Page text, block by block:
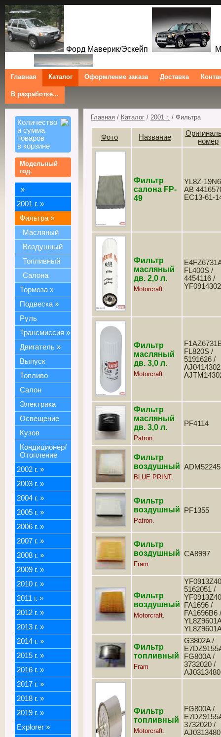
Форд Маверик/Эскейп
Трибют
Ford Maverick/Escape
Tribute Ford Kuga/Escape
Главная Каталог Оформление заказа Доставка
В разработке...
Количество
и сумма
товаров
в корзине
Модельный
год.
»
2001 г. »
Фильтра »
Масляный
Воздушный
Топливный
Салона
Тормоза »
Подвеска »
Руль
Трансмиссия »
Двигатель »
Выпуск
Топливо
Салон
Электрика
Освещение
Кузов
Кондиционер/
Отопление
2002 г. »
2003 г. »
2004 г. »
2005 г. »
2006 г. »
2007 г. »
2008 г. »
2009 г. »
2010 г. »
2011 г. »
2012 г. »
2013 г. »
2014 г. »
2015 г. »
2016 г. »
2017 г. »
2018 г. »
2019 г. »
Explorer »
Главная / Каталог / 2001 г. / Фильтра
Фото Название
номер
Фильтр
салона FP-
49
YL8Z-
AB
EC13-61-
Фильтр
масляный
дв. 2,0 л.
Motorcraft
FL400S /
4454116 /
Фильтр
масляный
дв. 3,0 л.
Motorcraft
FL820S /
5191626 /
Фильтр
масляный
дв. 3,0 л.
Patron.
PF4114
Фильтр
воздушный
BLUE PRINT.
ADM52245
Фильтр
воздушный
Patron.
PF1355
Фильтр
воздушный
Fram.
CA8997
Фильтр
воздушный
Motorcraft.
5162051 /
FA1696 /
FA1696B6 /
Фильтр
топливный
Fram
G3802A /
FG800A /
3732020 /
AJ0313480
Фильтр
топливный
Motorcraft.
FG800A /
3732020 /
AJ0313480